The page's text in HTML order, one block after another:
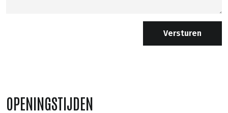
Versturen
OPENINGSTIJDEN